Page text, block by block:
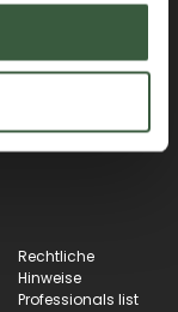
Rechtliche
Hinweise
Professionals list